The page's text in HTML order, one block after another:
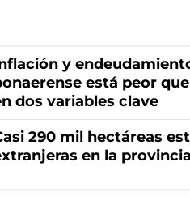
y
está peor
dos variables clave
290 mil hectáreas
en la